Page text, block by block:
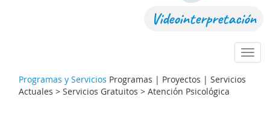
Videointerpretación
Programas y Servicios Programas | Proyectos | Servicios
Actuales > Servicios Gratuitos > Atención Psicológica